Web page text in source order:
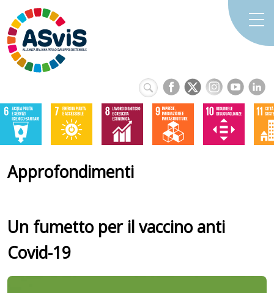
Approfondimenti
Un fumetto per il vaccino anti
Covid-19